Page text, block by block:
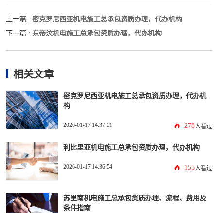
上一篇 : 密克罗尼西亚机电施工总承包资质办理，代办机构
下一篇 : 东帝汶机电施工总承包资质办理，代办机构
相关文章
密克罗尼西亚机电施工总承包资质办理，代办机
构
2026-01-17 14:37:51 278人看过
利比里亚机电施工总承包资质办理，代办机构
2026-01-17 14:36:54 155人看过
苏里南机电施工总承包资质办理、流程、费用及
条件指南